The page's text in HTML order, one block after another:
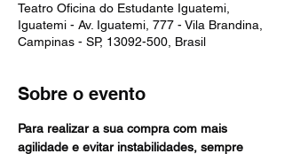
Teatro Oficina do Estudante Iguatemi,
Iguatemi - Av. Iguatemi, 777 - Vila Brandina,
Campinas - SP, 13092-500, Brasil
Sobre o evento
Para realizar a sua compra com mais
agilidade e evitar instabilidades, sempre